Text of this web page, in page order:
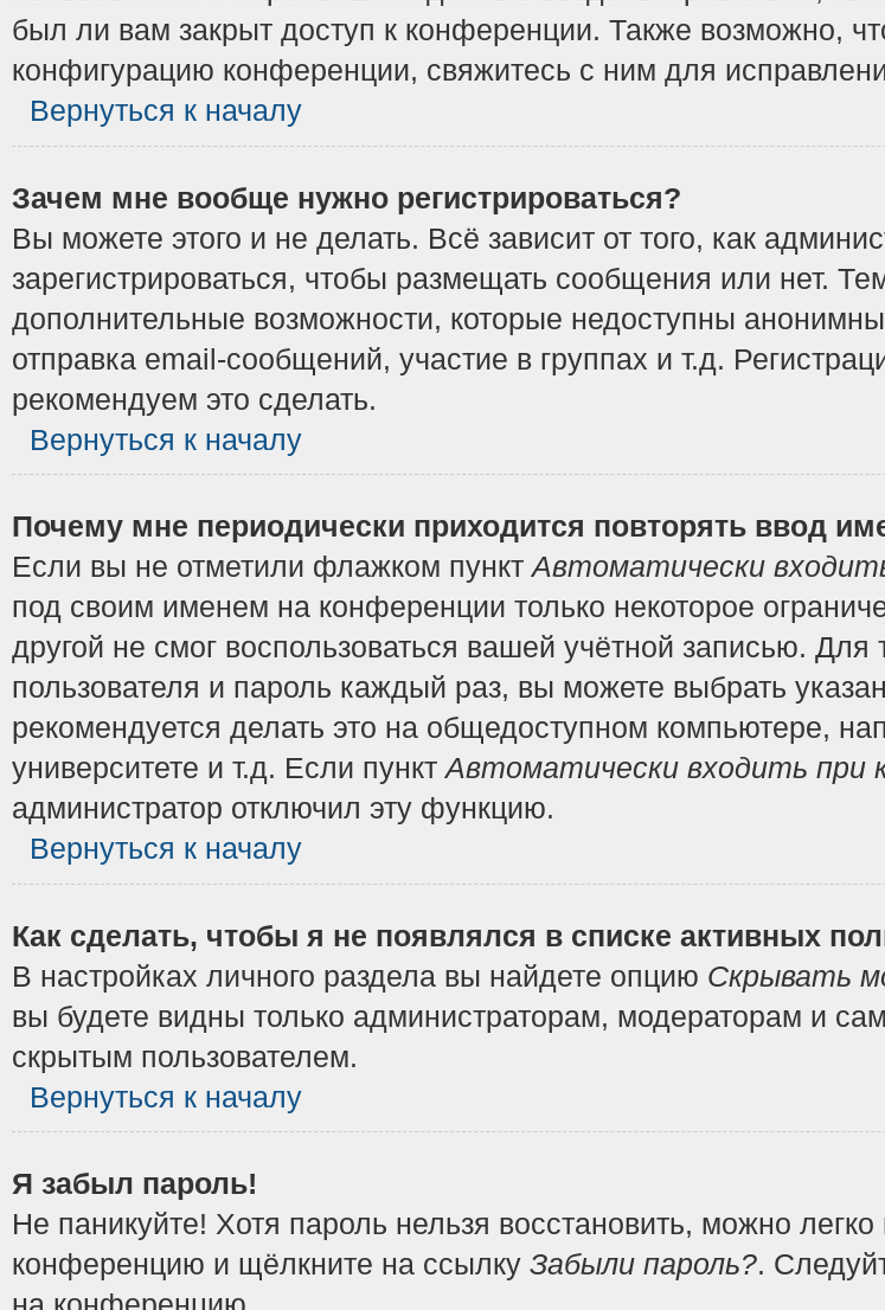
был ли вам закрыт доступ к конференции. Также возможно,
конфигурацию конференции, свяжитесь с ним для
Вернуться к началу
Зачем мне вообще нужно регистрироваться?
Вы можете этого и не делать. Всё зависит от того, как
зарегистрироваться, чтобы размещать сообщения или нет.
дополнительные возможности, которые недоступны
отправка email-сообщений, участие в группах и т.д.
рекомендуем это сделать.
Вернуться к началу
Почему мне периодически приходится повторять ввод
Если вы не отметили флажком пунктАвтоматически
под своим именем на конференции только некоторое
другой не смог воспользоваться вашей учётной записью.
пользователя и пароль каждый раз, вы можете выбрать
рекомендуется делать это на общедоступном компьютере,
университете и т.д. Если пунктАвтоматически входить при
администратор отключил эту функцию.
Вернуться к началу
Как сделать, чтобы я не появлялся в списке активных
В настройках личного раздела вы найдете опцию Скрывать
вы будете видны только администраторам, модераторам и
скрытым пользователем.
Вернуться к началу
Я забыл пароль!
Не паникуйте! Хотя пароль нельзя восстановить, можно
конференцию и щёлкните на ссылку Забыли пароль?.